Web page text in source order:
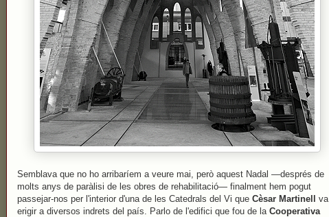
Semblava que no ho arribaríem a veure mai, però aquest Nadal —després de
molts anys de paràlisi de les obres de rehabilitació— finalment hem pogut
passejar-nos per l'interior d'una de les Catedrals del Vi que Cèsar Martinell
va
erigir a diversos indrets del país. Parlo de l'edifici que fou de la Cooperativa